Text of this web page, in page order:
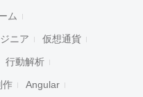
ム
ニア 仮想通貨
行動解析
作 Angular